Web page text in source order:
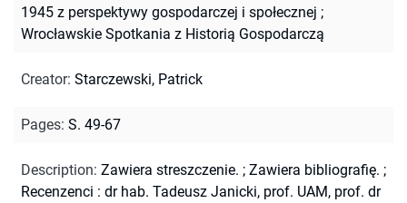
1945 z perspektywy gospodarczej i społecznej ;
Wrocławskie Spotkania z Historią Gospodarczą
Creator: Starczewski, Patrick
Pages: S. 49-67
Description: Zawiera streszczenie. ; Zawiera bibliografię. ;
Recenzenci : dr hab. Tadeusz Janicki, prof. UAM, prof. dr